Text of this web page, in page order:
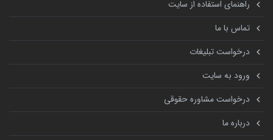
راهنمای استفاده از سایت
تماس با ما
درخواست تبلیغات
ورود به سایت
درخواست مشاوره حقوقی
درباره ما